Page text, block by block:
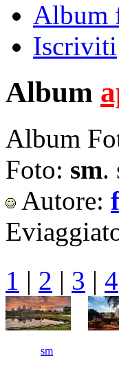
Album
Iscriviti
Album
Album
Foto: sm.
Autore:
1 | 2 | 3 | 4
sm